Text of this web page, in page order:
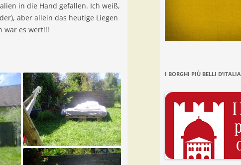
in die Hand gefallen. Ich weiß,
aber allein das heutige Liegen
war es wert!!!
I BORGHI PIÙ BELLI D’ITALIA